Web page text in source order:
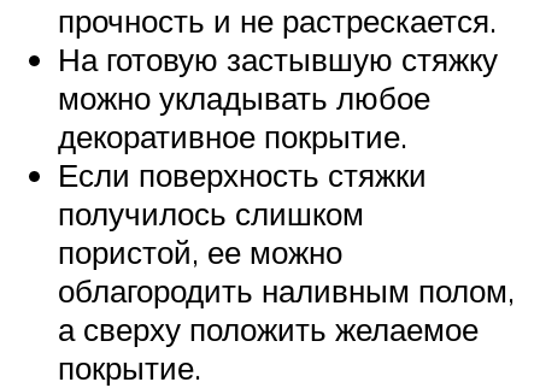
прочность и не растрескается.
На готовую застывшую стяжку
можно укладывать любое
декоративное покрытие.
Если поверхность стяжки
получилось слишком
пористой, ее можно
облагородить наливным полом,
а сверху положить желаемое
покрытие.